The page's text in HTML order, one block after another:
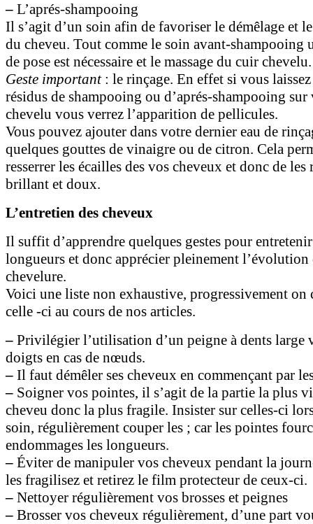
– L’aprés-shampooing
Il s’agit d’un soin afin de favoriser le démêlage et
du cheveu. Tout comme le soin avant-shampooing
de pose est nécessaire et le massage du cuir chevelu.
Geste important: le rinçage. En effet si vous laissez
résidus de shampooing ou d’aprés-shampooing
chevelu vous verrez l’apparition de pellicules.
Vous pouvez ajouter dans votre dernier eau de
quelques gouttes de vinaigre ou de citron. Cela
resserrer les écailles des vos cheveux et donc de les
brillant et doux.
L’entretien des cheveux
Il suffit d’apprendre quelques gestes pour entretenir
longueurs et donc apprécier pleinement l’évolution
chevelure.
Voici une liste non exhaustive, progressivement on
celle -ci au cours de nos articles.
– Privilégier l’utilisation d’un peigne à dents large
doigts en cas de nœuds.
– Il faut démêler ses cheveux en commençant par
– Soigner vos pointes, il s’agit de la partie la plus
cheveu donc la plus fragile. Insister sur celles-ci
soin, régulièrement couper les ; car les pointes
endommages les longueurs.
– Éviter de manipuler vos cheveux pendant la
les fragilisez et retirez le film protecteur de ceux-ci.
– Nettoyer régulièrement vos brosses et peignes
– Brosser vos cheveux régulièrement, d’une part